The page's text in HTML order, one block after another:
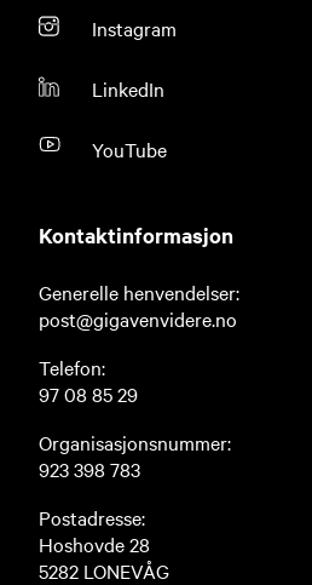
Instagram
LinkedIn
YouTube
Kontaktinformasjon
Generelle henvendelser:
post@gigavenvidere.no
Telefon:
97 08 85 29
Organisasjonsnummer:
923 398 783
Postadresse:
Hoshovde 28
5282 LONEVÅG